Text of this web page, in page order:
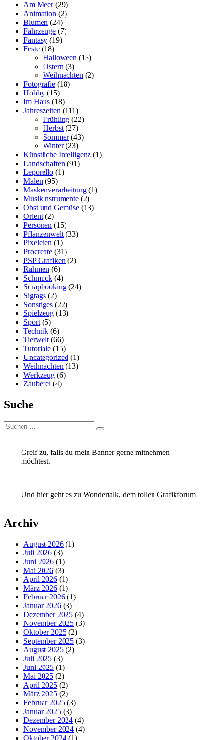
Am Meer(29)
Animation (2)
Blumen (24)
Fahrzeuge (7)
Fantasy (19)
Feste (18)
Halloween (13)
Ostern (3)
Weihnachten (2)
Fotografie (18)
Hobby (15)
Im Haus (18)
Jahreszeiten (111)
Frühling (22)
Herbst(27)
Sommer(43)
Winter(23)
Künstliche Intelligenz (1)
Landschaften (91)
Leporello (1)
Malen (95)
Maskenverarbeitung (1)
Musikinstrumente (2)
Obst und Gemüse (13)
Orient(2)
Personen (15)
Pflanzenwelt(33)
Pixeleien (1)
Procreate (31)
PSP Grafiken (2)
Rahmen (6)
Schmuck (4)
Scrapbooking (24)
Sigtags (2)
Sonstiges (22)
Spielzeug (13)
Sport(5)
Technik (6)
Tierwelt(66)
Tutoriale (15)
Uncategorized (1)
Weihnachten (13)
Werkzeug (6)
Zauberei (4)
Suche
Suchen
nach:
Suchen
Greif zu, falls du mein Banner gerne mitnehmen
möchtest.
Und hier geht es zu Wondertalk, dem tollen Grafikforum
Archiv
August 2026 (1)
Juli 2026 (3)
Juni 2026 (1)
Mai 2026 (3)
April 2026 (1)
März 2026 (1)
Februar 2026 (1)
Januar 2026 (3)
Dezember 2025 (4)
November 2025 (3)
Oktober 2025 (2)
September 2025 (3)
August 2025 (2)
Juli 2025 (3)
Juni 2025 (1)
Mai 2025 (2)
April 2025 (2)
März 2025 (2)
Februar 2025 (3)
Januar 2025 (3)
Dezember 2024 (4)
November 2024 (4)
Oktober 2024 (1)